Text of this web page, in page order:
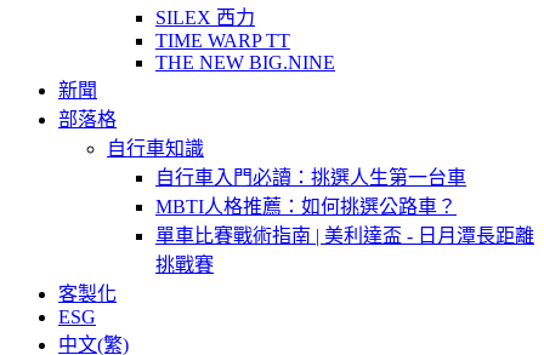
SILEX 西力
TIME WARP TT
THE NEW BIG.NINE
新聞
部落格
自行車知識
自行車入門必讀：挑選人生第一台車
MBTI人格推薦：如何挑選公路車？
單車比賽戰術指南 | 美利達盃 - 日月潭長距離
挑戰賽
客製化
ESG
中文(繁)